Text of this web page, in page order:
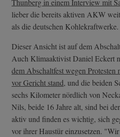
Thunberg in einem Interview mit
lieber die bereits aktiven AKW
als die deutschen Kohlekraftwerke.
Dieser Ansicht ist auf dem
Auch Klimaaktivist Daniel Eckert
dem Abschaltfest wegen Protesten
vor Gericht stand, und die beiden
sechs Kilometer nördlich von
Nils, beide 16 Jahre alt, sind bei
aktiv und finden es wichtig, sich
vor ihrer Haustür einzusetzen.